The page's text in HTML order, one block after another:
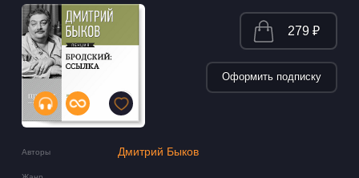
Авторы Дмитрий Быков
279 ₽
Оформить подписку